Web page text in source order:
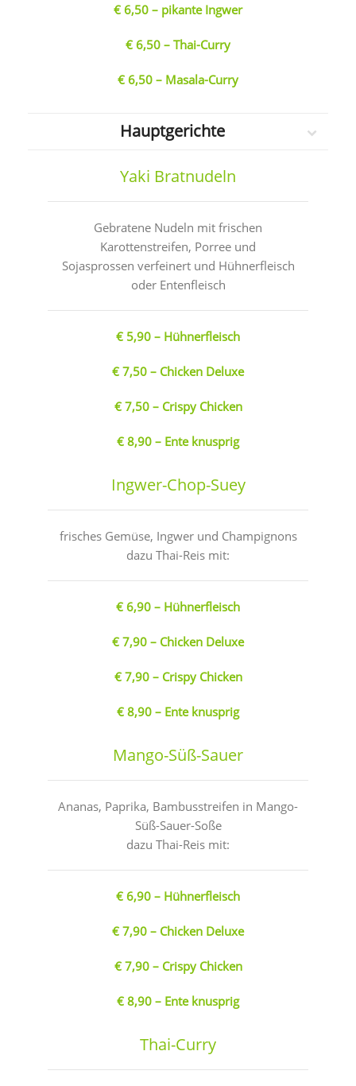
€ 6,50 – pikante Ingwer
€ 6,50 – Thai-Curry
€ 6,50 – Masala-Curry
Hauptgerichte
Yaki Bratnudeln
Gebratene Nudeln mit frischen
Karottenstreifen, Porree und
Sojasprossen verfeinert und Hühnerfleisch
oder Entenfleisch
€ 5,90 – Hühnerfleisch
€ 7,50 – Chicken Deluxe
€ 7,50 – Crispy Chicken
€ 8,90 – Ente knusprig
Ingwer-Chop-Suey
frisches Gemüse, Ingwer und Champignons
dazu Thai-Reis mit:
€ 6,90 – Hühnerfleisch
€ 7,90 – Chicken Deluxe
€ 7,90 – Crispy Chicken
€ 8,90 – Ente knusprig
Mango-Süß-Sauer
Ananas, Paprika, Bambusstreifen in Mango-
Süß-Sauer-Soße
dazu Thai-Reis mit:
€ 6,90 – Hühnerfleisch
€ 7,90 – Chicken Deluxe
€ 7,90 – Crispy Chicken
€ 8,90 – Ente knusprig
Thai-Curry